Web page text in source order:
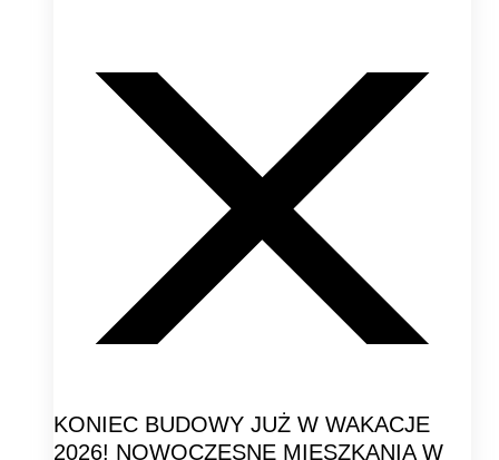
KONIEC BUDOWY JUŻ W WAKACJE
2026! NOWOCZESNE MIESZKANIA W